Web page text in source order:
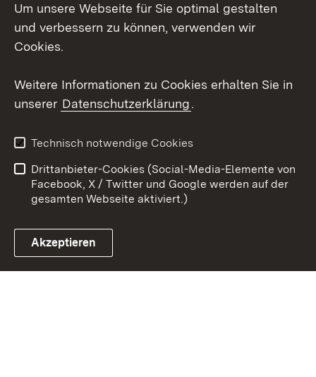
Social Wall
Link zum Landesportal
Barrierefreiheit
Benutzungshinweise
Impressum
Cookies
Um unsere Webseite für Sie optimal gestalten
und verbessern zu können, verwenden wir
Cookies.
Weitere Informationen zu Cookies erhalten Sie in
unserer Datenschutzerklärung.
Technisch notwendige Cookies
Drittanbieter-Cookies (Social-Media-Elemente von
Facebook, X / Twitter und Google werden auf der
gesamten Webseite aktiviert.)
Akzeptieren